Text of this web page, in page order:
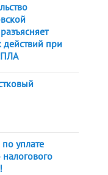
действий при
уплате